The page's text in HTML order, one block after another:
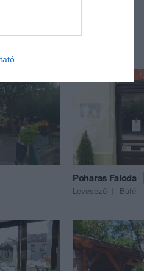
Poharas Faloda
Levesező Büfé